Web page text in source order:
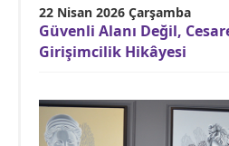
22 Nisan 2026 Çarşamba
Güvenli Alanı Değil,
Girişimcilik Hikâyesi